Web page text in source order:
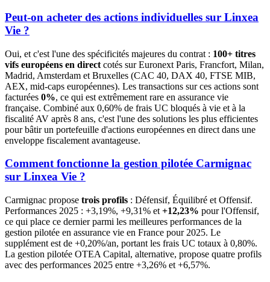
Peut-on acheter des actions individuelles sur Linxea
Vie ?
Oui, et c'est l'une des spécificités majeures du contrat : 100+ titres
vifs européens en direct cotés sur Euronext Paris, Francfort, Milan,
Madrid, Amsterdam et Bruxelles (CAC 40, DAX 40, FTSE MIB,
AEX, mid-caps européennes). Les transactions sur ces actions sont
facturées 0%, ce qui est extrêmement rare en assurance vie
française. Combiné aux 0,60% de frais UC bloqués à vie et à la
fiscalité AV après 8 ans, c'est l'une des solutions les plus efficientes
pour bâtir un portefeuille d'actions européennes en direct dans une
enveloppe fiscalement avantageuse.
Comment fonctionne la gestion pilotée Carmignac
sur Linxea Vie ?
Carmignac propose trois profils : Défensif, Équilibré et Offensif.
Performances 2025 : +3,19%, +9,31% et +12,23% pour l'Offensif,
ce qui place ce dernier parmi les meilleures performances de la
gestion pilotée en assurance vie en France pour 2025. Le
supplément est de +0,20%/an, portant les frais UC totaux à 0,80%.
La gestion pilotée OTEA Capital, alternative, propose quatre profils
avec des performances 2025 entre +3,26% et +6,57%.